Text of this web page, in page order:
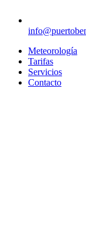
Meteorología
Tarifas
Servicios
Contacto